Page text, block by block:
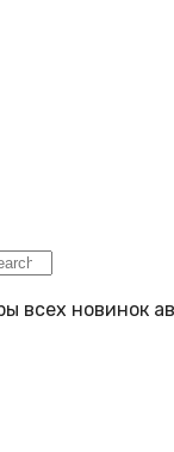
всех новинок